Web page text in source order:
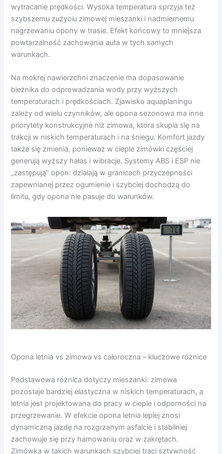
wytracanie prędkości. Wysoka temperatura sprzyja też
szybszemu zużyciu zimowej mieszanki i nadmiernemu
nagrzewaniu opony w trasie. Efekt końcowy to mniejsza
powtarzalność zachowania auta w tych samych
warunkach.
Na mokrej nawierzchni znaczenie ma dopasowanie
bieżnika do odprowadzania wody przy wyższych
temperaturach i prędkościach. Zjawisko aquaplaningu
zależy od wielu czynników, ale opona sezonowa ma inne
priorytety konstrukcyjne niż zimowa, która skupia się na
trakcji w niskich temperaturach i na śniegu. Komfort jazdy
także się zmienia, ponieważ w cieple zimówki częściej
generują wyższy hałas i wibracje. Systemy ABS i ESP nie
„zastępują” opon: działają w granicach przyczepności
zapewnianej przez ogumienie i szybciej dochodzą do
limitu, gdy opona nie pasuje do warunków.
Opona letnia vs zimowa vs całoroczna – kluczowe różnice
Podstawowa różnica dotyczy mieszanki: zimowa
pozostaje bardziej elastyczna w niskich temperaturach, a
letnia jest projektowana do pracy w cieple i odporności na
przegrzewanie. W efekcie opona letnia lepiej znosi
dynamiczną jazdę na rozgrzanym asfalcie i stabilniej
zachowuje się przy hamowaniu oraz w zakrętach.
Zimówka w takich warunkach szybciej traci sztywność